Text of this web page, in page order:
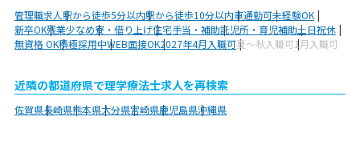
管理職求人駅から徒歩5分以内駅から徒歩10分以内車通勤可未経験OK
新卒OK残業少なめ寮・借り上げ住宅手当・補助託児所・育児補助土日祝休
無資格 OK積極採用中WEB面接OK2027年4月入職可夏～秋入職可1月入職可
近隣の都道府県で理学療法士求人を再検索
佐賀県長崎県熊本県大分県宮崎県鹿児島県沖縄県